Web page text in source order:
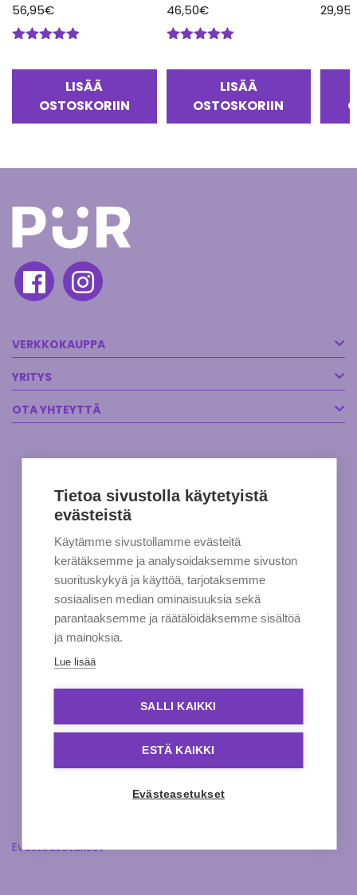
56,95€
LISÄÄ
OSTOSKORIIN
46,50€
LISÄÄ
OSTOSKORIIN
29,95
VERKKOKAUPPA
YRITYS
OTA YHTEYTTÄ
Evästeasetukset
Tietoa sivustolla käytetyistä
evästeistä
Käytämme sivustollamme evästeitä
kerätäksemme ja analysoidaksemme sivuston
suorituskykyä ja käyttöä, tarjotaksemme
sosiaalisen median ominaisuuksia sekä
parantaaksemme ja räätälöidäksemme sisältöä
ja mainoksia.
Lue lisää
SALLI KAIKKI
ESTÄ KAIKKI
Evästeasetukset